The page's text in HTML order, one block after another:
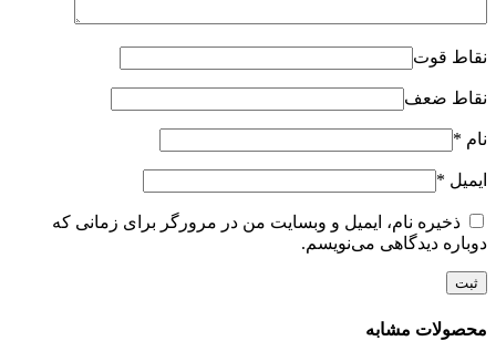
نقاط قوت
نقاط ضعف
نام *
ایمیل *
ذخیره نام، ایمیل و وبسایت من در مرورگر برای زمانی که
دوباره دیدگاهی می‌نویسم.
محصولات مشابه